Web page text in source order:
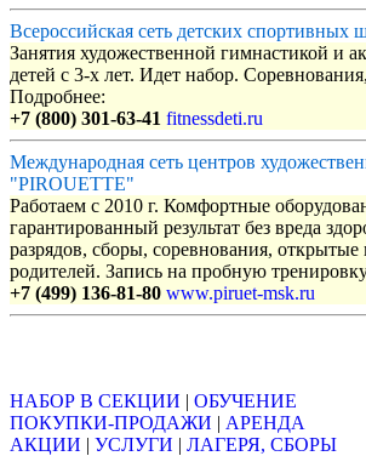
Всероссийская сеть детских спортивных
Занятия художественной гимнастикой и
детей с 3-х лет. Идет набор.
Подробнее:
+7 (800) 301-63-41 fitnessdeti.ru
Международная сеть центров
"PIROUETTE"
Работаем с 2010 г. Комфортные
гарантированный результат без вреда
разрядов, сборы, соревнования, открытые
родителей. Запись на пробную
+7 (499) 136-81-80 www.piruet-msk.ru
НАБОР В СЕКЦИИ | ОБУЧЕНИЕ
ПОКУПКИ-ПРОДАЖИ | АРЕНДА
АКЦИИ | УСЛУГИ | ЛАГЕРЯ, СБОРЫ